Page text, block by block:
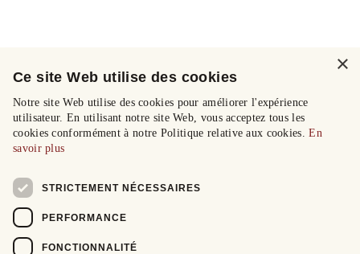
×
Ce site Web utilise des cookies
Notre site Web utilise des cookies pour améliorer l'expérience
utilisateur. En utilisant notre site Web, vous acceptez tous les
cookies conformément à notre Politique relative aux cookies.En
savoir plus
STRICTEMENT NÉCESSAIRES
PERFORMANCE
FONCTIONNALITÉ